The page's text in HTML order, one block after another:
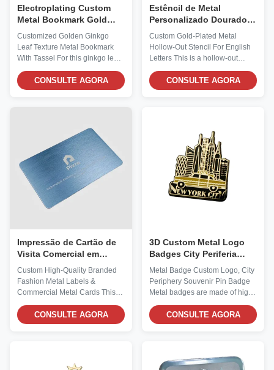
Electroplating Custom
Metal Bookmark Gold
Ginkgo Leaf Bookmark
Com Tassel
Customized Golden Ginkgo
Leaf Texture Metal Bookmark
With Tassel For this ginkgo leaf
metal bookmark, its design
replicates the natural texture of
ginkgo leaves, with delicate and
purple tassel lanyard, it
combines the elegance of
traditional Chinese style with a
soft aesthetic. In terms of
material and craftsmanship, it
adopts gold-plating technology,
and the edges are polished
CONSULTE AGORA
Estêncil de Metal
Personalizado Dourado
Vazado para Letras
Inglesas
Custom Gold-Plated Metal
Hollow-Out Stencil For English
Letters This is a hollow-out
metal stencil featuring 26
English letters. The letters adopt
a clear sans-serif font design,
creative scenarios. The metal
has a uniform thickness, and the
edges are polished to ensure a
smooth, burr-free feel. The
hollow-out edges are crisp, and
the letter lines are sharp, so
there’s no smudging
CONSULTE AGORA
Impressão de Cartão de
Visita Comercial em
Cartão de Metal
Personalizado de
Alumínio
Custom High-Quality Branded
Fashion Metal Labels &
Commercial Metal Cards This
aluminum membership card and
nameplate uses aluminum as its
core base material. In terms of
CONSULTE AGORA
3D Custom Metal Logo
Badges City Periferia
Souvenir Pin Badges
Metal Badge Custom Logo, City
Periphery Souvenir Pin Badge
Metal badges are made of high-
quality metal as the base
material and are shaped into
three-dimensional forms and
only practical carriers for
CONSULTE AGORA